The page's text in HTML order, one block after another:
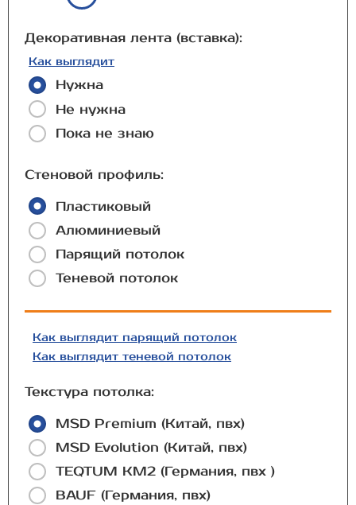
Декоративная лента (вставка):
Как выглядит
Нужна
Не нужна
Пока не знаю
Стеновой профиль:
Пластиковый
Алюминиевый
Парящий потолок
Теневой потолок
Как выглядит парящий потолок
Как выглядит теневой потолок
Текстура потолка:
MSD Premium (Китай, пвх)
MSD Evolution (Китай, пвх)
TEQTUM КМ2 (Германия, пвх )
BAUF (Германия, пвх)